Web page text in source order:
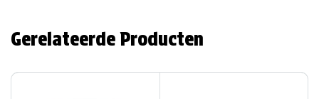
Gerelateerde Producten